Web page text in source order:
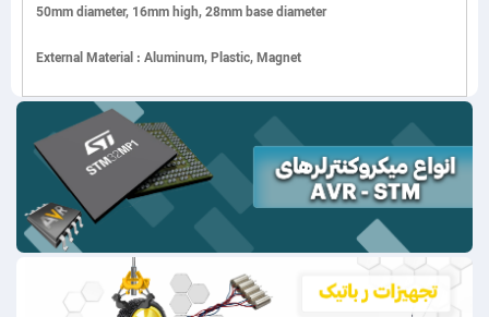
50mm diameter, 16mm high, 28mm base diameter
External Material : Aluminum, Plastic, Magnet